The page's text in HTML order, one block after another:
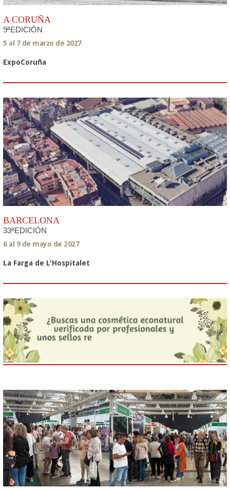
A CORUÑA
9ªEDICIÓN
5 al 7 de marzo de 2027
ExpoCoruña
BARCELONA
33ªEDICIÓN
6 al 9 de mayo de 2027
La Farga de L'Hospitalet